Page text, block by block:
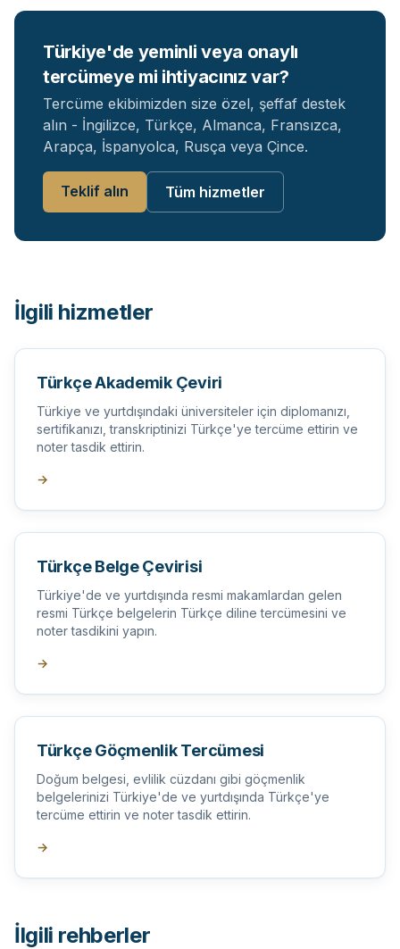
Türkiye'de yeminli veya onaylı
tercümeye mi ihtiyacınız var?
Tercüme ekibimizden size özel, şeffaf destek
alın - İngilizce, Türkçe, Almanca, Fransızca,
Arapça, İspanyolca, Rusça veya Çince.
Teklif alın Tüm hizmetler
İlgili hizmetler
Türkçe Akademik Çeviri
Türkiye ve yurtdışındaki üniversiteler için diplomanızı,
sertifikanızı, transkriptinizi Türkçe'ye tercüme ettirin ve
noter tasdik ettirin.
→
Türkçe Belge Çevirisi
Türkiye'de ve yurtdışında resmi makamlardan gelen
resmi Türkçe belgelerin Türkçe diline tercümesini ve
noter tasdikini yapın.
→
Türkçe Göçmenlik Tercümesi
Doğum belgesi, evlilik cüzdanı gibi göçmenlik
belgelerinizi Türkiye'de ve yurtdışında Türkçe'ye
tercüme ettirin ve noter tasdik ettirin.
→
İlgili rehberler